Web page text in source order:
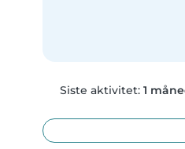
Siste aktivitet: 1